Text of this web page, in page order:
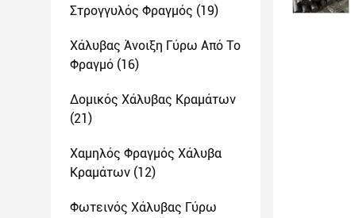
Στρογγυλός Φραγμός (19)
Χάλυβας Άνοιξη Γύρω Από Το
Φραγμό (16)
Δομικός Χάλυβας Κραμάτων
(21)
Χαμηλός Φραγμός Χάλυβα
Κραμάτων (12)
Φωτεινός Χάλυβας Γύρω